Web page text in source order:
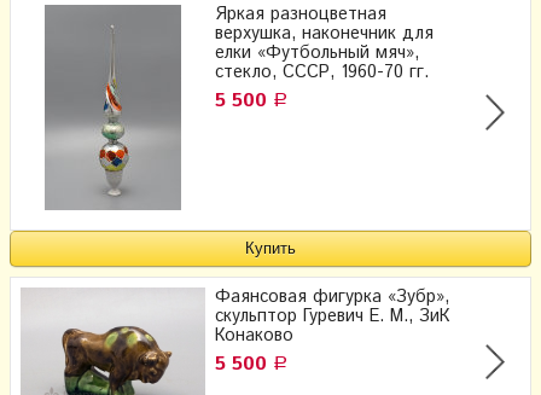
Яркая разноцветная
верхушка, наконечник для
елки «Футбольный мяч»,
стекло, СССР, 1960-70 гг.
5 500 Р
Фаянсовая фигурка «Зубр»,
скульптор Гуревич Е. М., ЗиК
Конаково
5 500 Р